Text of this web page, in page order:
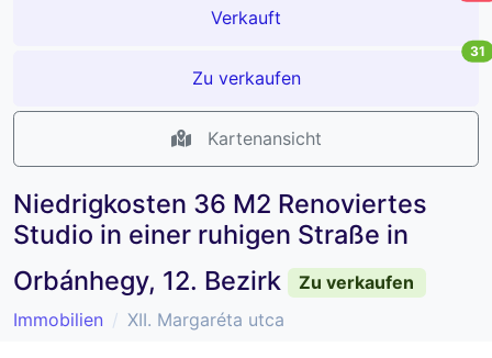
Verkauft
Zu verkaufen
31
Kartenansicht
Niedrigkosten 36 M2 Renoviertes
Studio in einer ruhigen Straße in
Orbánhegy, 12. Bezirk
Zu verkaufen
Immobilien
XII. Margaréta utca